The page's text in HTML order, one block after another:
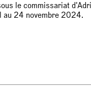
le commissariat
au 24 novembre 2024.